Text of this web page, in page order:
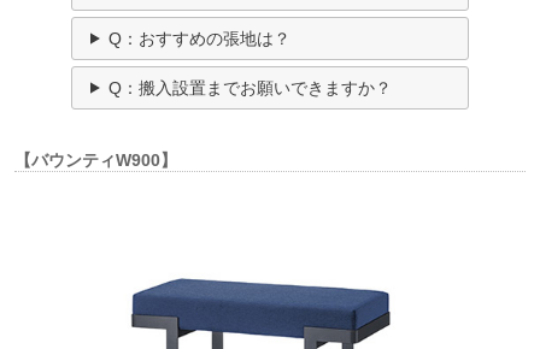
Q：おすすめの張地は？
Q：搬入設置までお願いできますか？
【バウンティW900】